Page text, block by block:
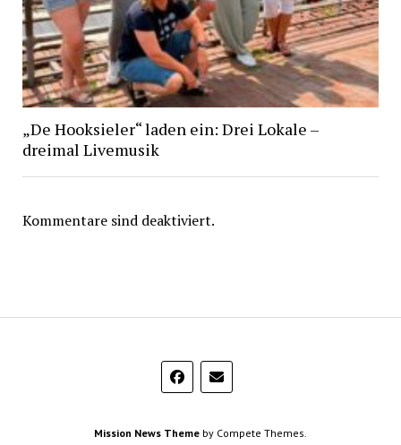
„De Hooksieler“ laden ein: Drei Lokale –
dreimal Livemusik
Kommentare sind deaktiviert.
Mission News Theme by Compete Themes.